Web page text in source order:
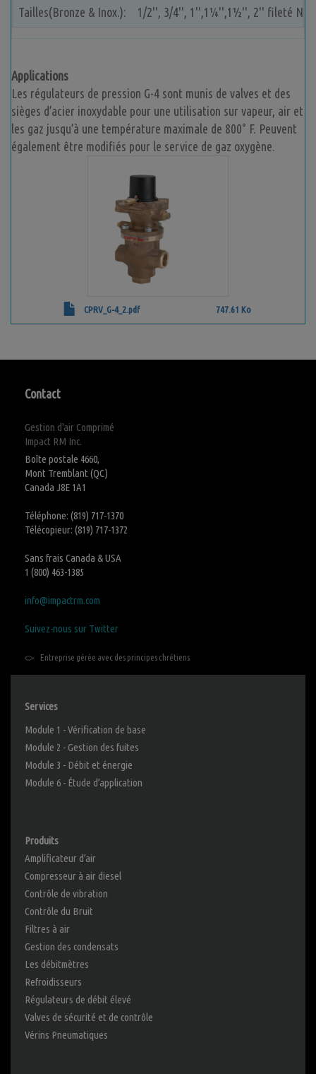
Tailles(Bronze & Inox.): 1/2'', 3/4'', 1'',1¼'',1½'', 2'' fileté NPT
Applications
Les régulateurs de pression G-4 sont munis de valves et des
sièges d’acier inoxydable pour une utilisation sur vapeur, air et
les gaz jusqu’à une température maximale de 800° F. Peuvent
également être modifiés pour le service de gaz oxygène.
CPRV_G-4_2.pdf 747.61 Ko
Contact
Gestion d'air Comprimé
Impact RM Inc.
Boîte postale 4660,
Mont Tremblant (QC)
Canada J8E 1A1
Téléphone: (819) 717-1370
Télécopieur: (819) 717-1372
Sans frais Canada & USA
1 (800) 463-1385
info@impactrm.com
Suivez-nous sur Twitter
Entreprise gérée avec des principes chrétiens
Services
Module 1 - Vérification de base
Module 2 - Gestion des fuites
Module 3 - Débit et énergie
Module 6 - Étude d’application
Produits
Amplificateur d’air
Compresseur à air diesel
Contrôle de vibration
Contrôle du Bruit
Filtres à air
Gestion des condensats
Les débitmètres
Refroidisseurs
Régulateurs de débit élevé
Valves de sécurité et de contrôle
Vérins Pneumatiques